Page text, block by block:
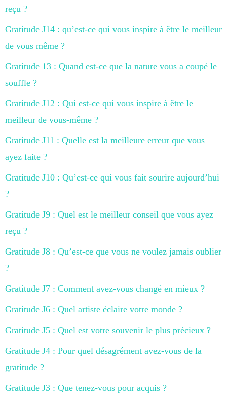
reçu ?
Gratitude J14 : qu’est-ce qui vous inspire à être le meilleur
de vous même ?
Gratitude 13 : Quand est-ce que la nature vous a coupé le
souffle ?
Gratitude J12 : Qui est-ce qui vous inspire à être le
meilleur de vous-même ?
Gratitude J11 : Quelle est la meilleure erreur que vous
ayez faite ?
Gratitude J10 : Qu’est-ce qui vous fait sourire aujourd’hui
?
Gratitude J9 : Quel est le meilleur conseil que vous ayez
reçu ?
Gratitude J8 : Qu’est-ce que vous ne voulez jamais oublier
?
Gratitude J7 : Comment avez-vous changé en mieux ?
Gratitude J6 : Quel artiste éclaire votre monde ?
Gratitude J5 : Quel est votre souvenir le plus précieux ?
Gratitude J4 : Pour quel désagrément avez-vous de la
gratitude ?
Gratitude J3 : Que tenez-vous pour acquis ?